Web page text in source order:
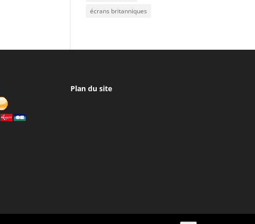
écrans britanniques
Plan du site